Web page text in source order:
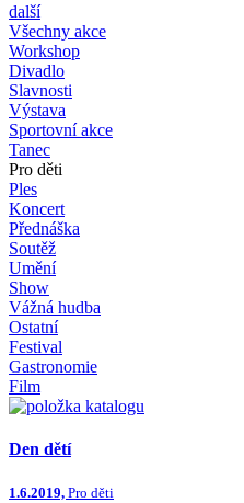
další
Všechny akce
Workshop
Divadlo
Slavnosti
Výstava
Sportovní akce
Tanec
Pro děti
Ples
Koncert
Přednáška
Soutěž
Umění
Show
Vážná hudba
Ostatní
Festival
Gastronomie
Film
Den dětí
1.6.2019, Pro děti